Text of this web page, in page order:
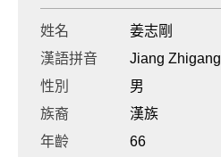
姓名
姜志剛
漢語拼音
Jiang Zhigang
性別
男
族裔
漢族
年齡
66